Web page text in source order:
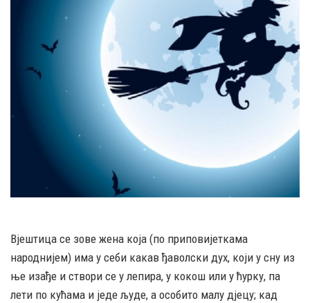
Вјештица се зове жена која (по приповијеткама
народнијем) има у себи какав ђаволски дух, који у сну из
ње изађе и створи се у лепира, у кокош или у ћурку, па
лети по кућама и једе људе, а особито малу дјецу; кад